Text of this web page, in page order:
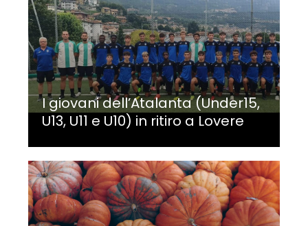
I giovani dell’Atalanta (Under15,
U13, U11 e U10) in ritiro a Lovere